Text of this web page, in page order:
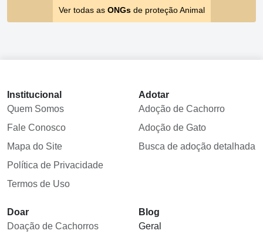
Ver todas as ONGsde proteção Animal
Institucional
Quem Somos
Fale Conosco
Mapa do Site
Política de Privacidade
Termos de Uso
Adotar
Adoção de Cachorro
Adoção de Gato
Busca de adoção detalhada
Doar
Doação de Cachorros
Blog
Geral